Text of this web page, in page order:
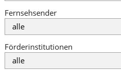
Fernsehsender
Förderinstitutionen